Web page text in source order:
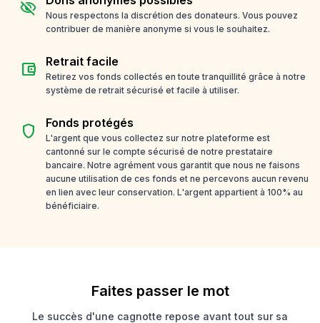
visibility_off
Nous respectons la discrétion des donateurs. Vous pouvez
contribuer de manière anonyme si vous le souhaitez.
account_balance_wallet Retrait facile
Retirez vos fonds collectés en toute tranquillité grâce à notre
système de retrait sécurisé et facile à utiliser.
shield Fonds protégés
L'argent que vous collectez sur notre plateforme est
cantonné sur le compte sécurisé de notre prestataire
bancaire. Notre agrément vous garantit que nous ne faisons
aucune utilisation de ces fonds et ne percevons aucun revenu
en lien avec leur conservation. L'argent appartient à 100% au
bénéficiaire.
Faites passer le mot
Le succès d'une cagnotte repose avant tout sur sa